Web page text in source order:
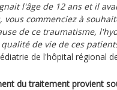
l'âge de 12 ans et il
vous commenciez à
de ce traumatisme,
de vie de ces
de l'hôpital régional
du traitement provient